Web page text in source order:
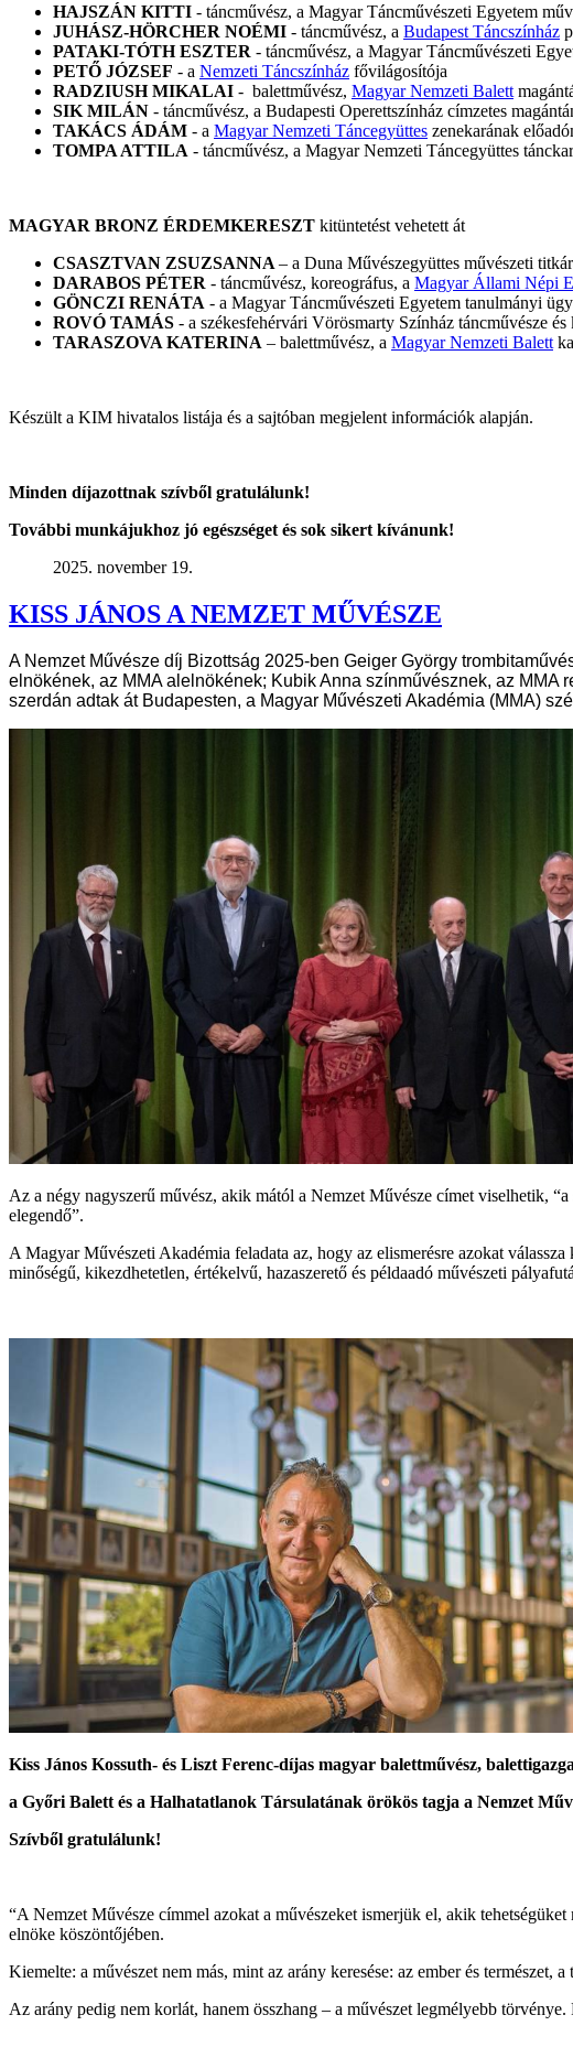
HAJSZÁN KITTI - táncművész, a Magyar Táncművészeti Egyetem
JUHÁSZ-HÖRCHER NOÉMI - táncművész, a Budapest Táncszínház
PATAKI-TÓTH ESZTER - táncművész, a Magyar Táncművészeti
PETŐ JÓZSEF - a Nemzeti Táncszínház fővilágosítója
RADZIUSH MIKALAI - balettművész, Magyar Nemzeti Balett
SIK MILÁN - táncművész, a Budapesti Operettszínház címzetes
TAKÁCS ÁDÁM - a Magyar Nemzeti Táncegyüttes zenekarának
TOMPA ATTILA - táncművész, a Magyar Nemzeti Táncegyüttes
MAGYAR BRONZ ÉRDEMKERESZT kitüntetést vehetett át
CSASZTVAN ZSUZSANNA – a Duna Művészegyüttes művészeti
DARABOS PÉTER - táncművész, koreográfus, a Magyar Állami Népi
GÖNCZI RENÁTA - a Magyar Táncművészeti Egyetem tanulmányi
ROVÓ TAMÁS - a székesfehérvári Vörösmarty Színház táncművésze és
TARASZOVA KATERINA – balettművész, a Magyar Nemzeti Balett
Készült a KIM hivatalos listája és a sajtóban megjelent információk alapján.
Minden díjazottnak szívből gratulálunk!
További munkájukhoz jó egészséget és sok sikert kívánunk!
2025. november 19.
KISS JÁNOS A NEMZET MŰVÉSZE
A Nemzet Művésze díj Bizottság 2025-ben Geiger György
elnökének, az MMA alelnökének; Kubik Anna színművésznek, az
szerdán adtak át Budapesten, a Magyar Művészeti Akadémia (MMA)
Az a négy nagyszerű művész, akik mától a Nemzet Művésze címet viselhetik,
elegendő”.
A Magyar Művészeti Akadémia feladata az, hogy az elismerésre azokat
minőségű, kikezdhetetlen, értékelvű, hazaszerető és példaadó művészeti
Kiss János Kossuth- és Liszt Ferenc-díjas magyar balettművész,
a Győri Balett és a Halhatatlanok Társulatának örökös tagja a Nemzet
Szívből gratulálunk!
“A Nemzet Művésze címmel azokat a művészeket ismerjük el, akik
elnöke köszöntőjében.
Kiemelte: a művészet nem más, mint az arány keresése: az ember és természet,
Az arány pedig nem korlát, hanem összhang – a művészet legmélyebb